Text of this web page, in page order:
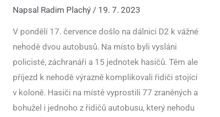
Napsal Radim Plachý / 19. 7. 2023
V pondělí 17. července došlo na dálnici D2 k vážné
nehodě dvou autobusů. Na místo byli vysláni
policisté, záchranáři a 15 jednotek hasičů. Těm ale
příjezd k nehodě výrazně komplikovali řidiči stojící
v koloně. Hasiči na místě vyprostili 77 zraněných a
bohužel i jednoho z řidičů autobusu, který nehodu